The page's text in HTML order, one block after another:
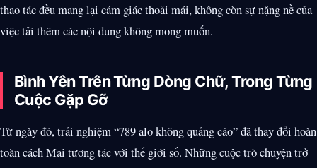
thao tác đều mang lại cảm giác thoải mái, không còn sự nặng nề của
việc tải thêm các nội dung không mong muốn.
Bình Yên Trên Từng Dòng Chữ, Trong Từng
Cuộc Gặp Gỡ
Từ ngày đó, trải nghiệm “789 alo không quảng cáo” đã thay đổi hoàn
toàn cách Mai tương tác với thế giới số. Những cuộc trò chuyện trở